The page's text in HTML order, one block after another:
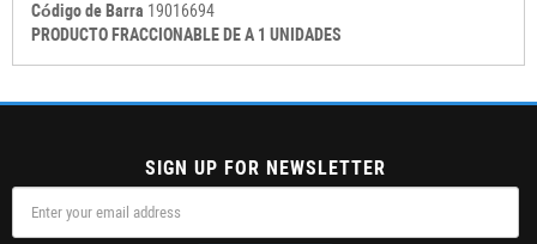
Código de Barra 19016694
PRODUCTO FRACCIONABLE DE A 1 UNIDADES
SIGN UP FOR NEWSLETTER